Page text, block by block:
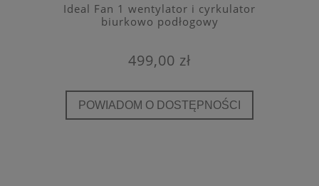
Ideal Fan 1 wentylator i cyrkulator
biurkowo podłogowy
499,00 zł
POWIADOM O DOSTĘPNOŚCI